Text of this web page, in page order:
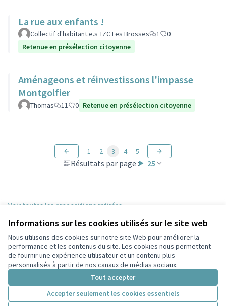
Informations sur les cookies utilisés sur le site web
Nous utilisons des cookies sur notre site Web pour améliorer la
performance et les contenus du site. Les cookies nous permettent
de fournir une expérience utilisateur et un contenu plus
personnalisés à partir de nos canaux de médias sociaux.
Tout accepter
Accepter seulement les cookies essentiels
La rue aux enfants !
Collectif d'habitant.e.s TZC Les Brosses 1
0
Retenue en présélection citoyenne
Aménageons et réinvestissons l'impasse
Montgolfier
Thomas 11 0 Retenue en présélection citoyenne
Résultats par page : 25
1 2 3 4 5
Voir toutes les propositions retirées
Conditions d'utilisation
Paramètres des cookies
Participez Villeurbanne sur X
(Lien externe)
Participez Villeurbanne sur Facebook
Participez Villeurbanne sur Instagram
Participez Villeurbanne sur YouTube
(Lien externe)
Licence
(Lien